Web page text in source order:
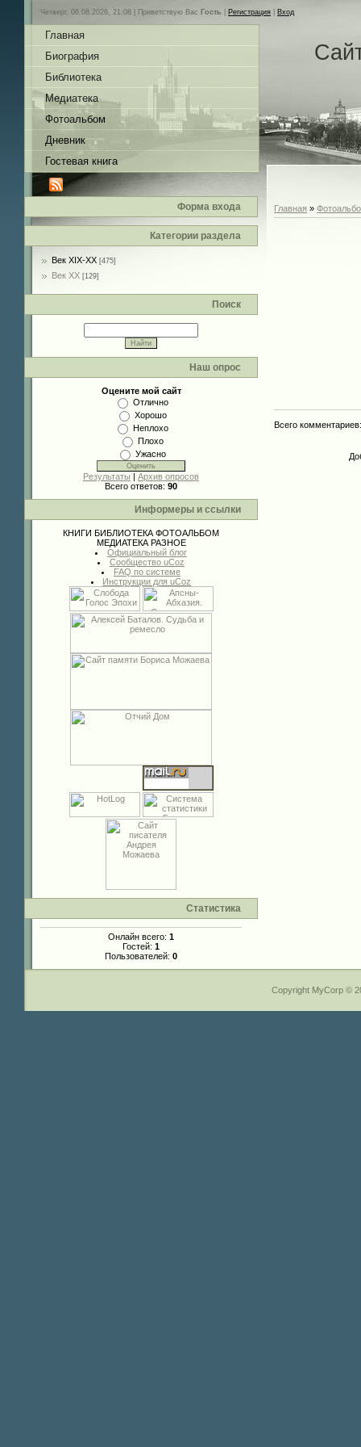
Четверг, 06.08.2026, 21:08 | Приветствую Вас Гость Регистрация Вход
Главная
Биография
Библиотека
Медиатека
Фотоальбом
Дневник
Гостевая книга
Форма входа
Категории раздела
Век XIX-ХХ [475]
Век ХХ [129]
Поиск
Наш опрос
Оцените мой сайт
Отлично
Хорошо
Неплохо
Плохо
Ужасно
Результаты | Архив опросов
Всего ответов: 90
Информеры и ссылки
КНИГИ БИБЛИОТЕКА ФОТОАЛЬБОМ
МЕДИАТЕКА РАЗНОЕ
Официальный блог
Сообщество uCoz
FAQ по системе
Инструкции для uCoz
Статистика
Онлайн всего: 1
Гостей: 1
Пользователей: 0
Главная »
Всего комментариев
Copyright MyCorp ©